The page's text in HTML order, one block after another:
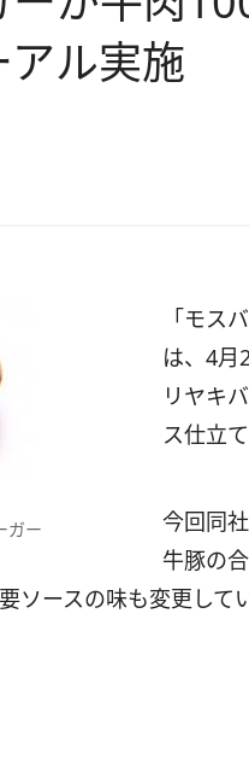
ル実施
ガー
「モス
は、4月
リヤキ
ス仕立
今回同
牛豚の
ソースの味も変更して